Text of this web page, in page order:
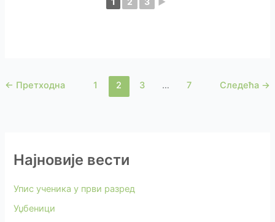
← Претходна 1 2 3 … 7 Следећа →
Најновије вести
Упис ученика у први разред
Уџбеници